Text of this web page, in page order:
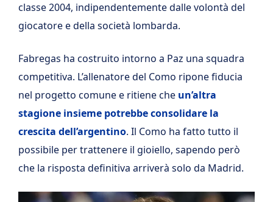
classe 2004, indipendentemente dalle volontà del
giocatore e della società lombarda.
Fabregas ha costruito intorno a Paz una squadra
competitiva. L’allenatore del Como ripone fiducia
nel progetto comune e ritiene che un’altra
stagione insieme potrebbe consolidare la
crescita dell’argentino. Il Como ha fatto tutto il
possibile per trattenere il gioiello, sapendo però
che la risposta definitiva arriverà solo da Madrid.